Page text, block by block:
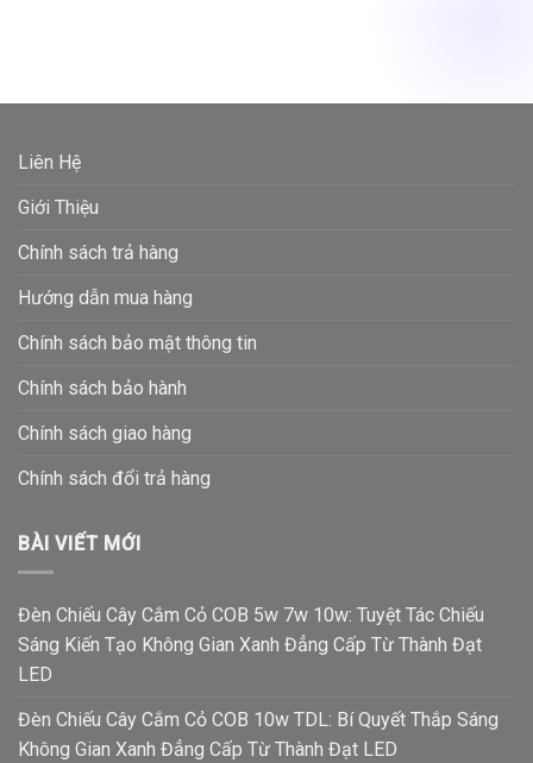
Liên Hệ
Giới Thiệu
Chính sách trả hàng
Hướng dẫn mua hàng
Chính sách bảo mật thông tin
Chính sách bảo hành
Chính sách giao hàng
Chính sách đổi trả hàng
BÀI VIẾT MỚI
Đèn Chiếu Cây Cắm Cỏ COB 5w 7w 10w: Tuyệt Tác Chiếu
Sáng Kiến Tạo Không Gian Xanh Đẳng Cấp Từ Thành Đạt
LED
Đèn Chiếu Cây Cắm Cỏ COB 10w TDL: Bí Quyết Thắp Sáng
Không Gian Xanh Đẳng Cấp Từ Thành Đạt LED